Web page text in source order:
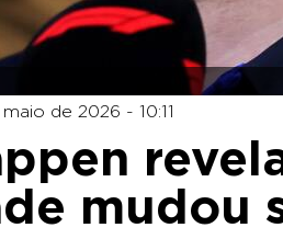
maio de 2026 - 10:11
mudou